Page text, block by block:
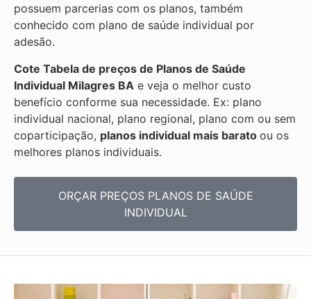
possuem parcerias com os planos, também
conhecido com plano de saúde individual por
adesão.
Cote Tabela de preços de Planos de Saúde
Individual Milagres BA e veja o melhor custo
benefício conforme sua necessidade. Ex: plano
individual nacional, plano regional, plano com ou sem
coparticipação, planos individual mais barato ou os
melhores planos individuais.
ORÇAR PREÇOS PLANOS DE SAÚDE
INDIVIDUAL